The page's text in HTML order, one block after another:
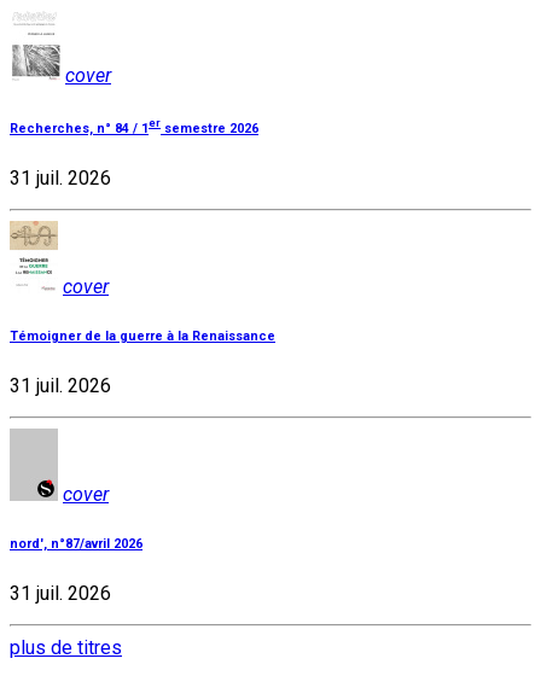
cover
Recherches, n° 84 / 1er semestre 2026
31 juil. 2026
cover
Témoigner de la guerre à la Renaissance
31 juil. 2026
cover
nord', n°87/avril 2026
31 juil. 2026
plus de titres